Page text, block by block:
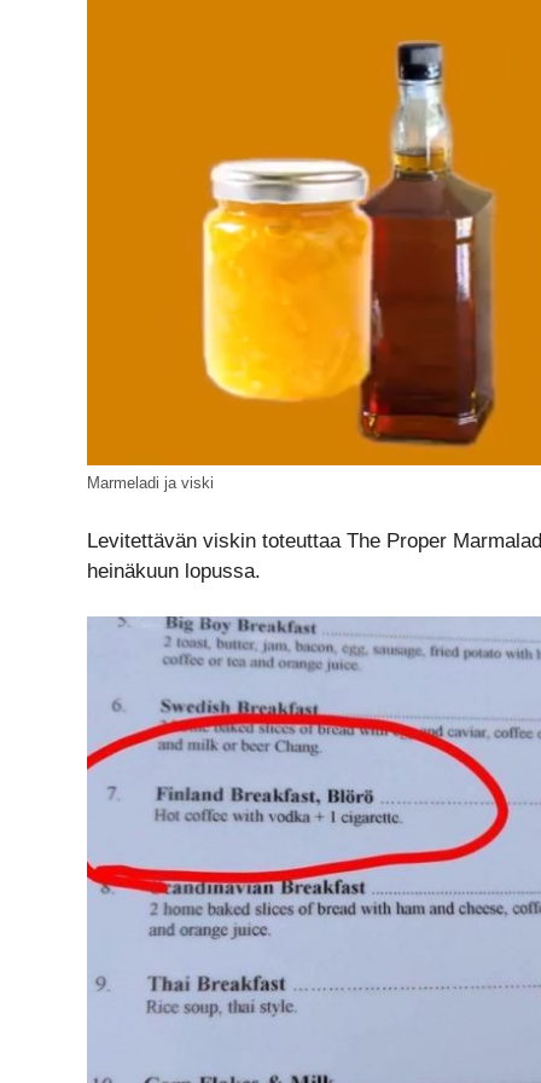
Marmeladi ja viski
Levitettävän viskin toteuttaa The Proper
heinäkuun lopussa.